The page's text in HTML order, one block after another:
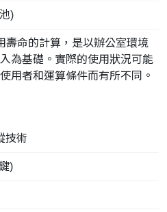
)
壽命的計算，是以辦公室環境
為基礎。實際的使用狀況可能
用者和運算條件而有所不同。
技術
)